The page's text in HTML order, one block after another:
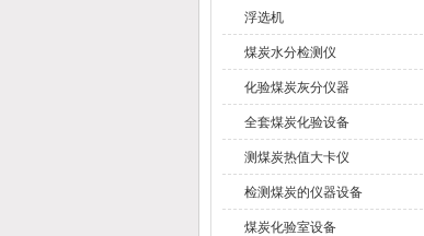
浮选机
煤炭水分检测仪
化验煤炭灰分仪器
全套煤炭化验设备
测煤炭热值大卡仪
检测煤炭的仪器设备
煤炭化验室设备